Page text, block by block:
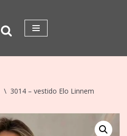
\ 3014 – vestido Elo Linnem